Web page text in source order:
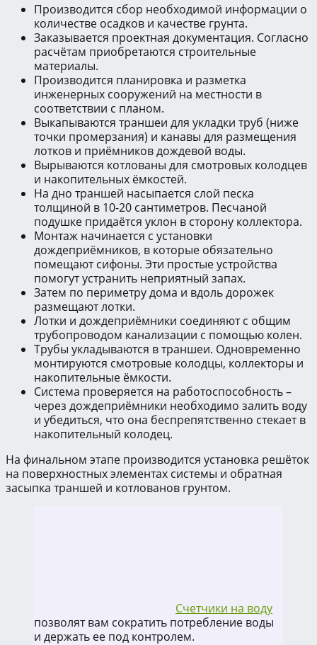
Производится сбор необходимой информации о
количестве осадков и качестве грунта.
Заказывается проектная документация. Согласно
расчётам приобретаются строительные
материалы.
Производится планировка и разметка
инженерных сооружений на местности в
соответствии с планом.
Выкапываются траншеи для укладки труб (ниже
точки промерзания) и канавы для размещения
лотков и приёмников дождевой воды.
Вырываются котлованы для смотровых колодцев
и накопительных ёмкостей.
На дно траншей насыпается слой песка
толщиной в 10-20 сантиметров. Песчаной
подушке придаётся уклон в сторону коллектора.
Монтаж начинается с установки
дождеприёмников, в которые обязательно
помещают сифоны. Эти простые устройства
помогут устранить неприятный запах.
Затем по периметру дома и вдоль дорожек
размещают лотки.
Лотки и дождеприёмники соединяют с общим
трубопроводом канализации с помощью колен.
Трубы укладываются в траншеи. Одновременно
монтируются смотровые колодцы, коллекторы и
накопительные ёмкости.
Система проверяется на работоспособность –
через дождеприёмники необходимо залить воду
и убедиться, что она беспрепятственно стекает в
накопительный колодец.
На финальном этапе производится установка решёток
на поверхностных элементах системы и обратная
засыпка траншей и котлованов грунтом.
Счетчики на воду
позволят вам сократить потребление воды
и держать ее под контролем.